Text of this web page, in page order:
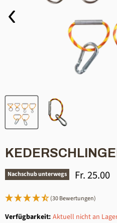
Nachschub unterwegs Aktueller
Fr. 25.00
(30 Bewertungen)
Verfügbarkeit: Aktuell nicht an